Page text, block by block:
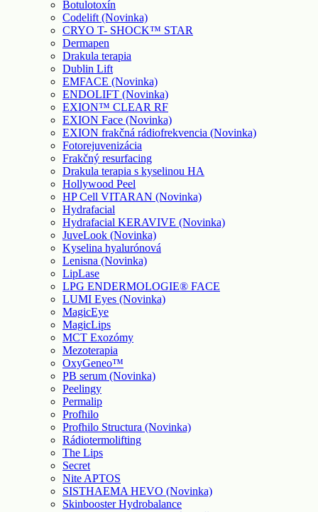
Botulotoxín
Codelift (Novinka)
CRYO T- SHOCK™ STAR
Dermapen
Drakula terapia
Dublin Lift
EMFACE (Novinka)
ENDOLIFT (Novinka)
EXION™ CLEAR RF
EXION Face (Novinka)
EXION frakčná rádiofrekvencia (Novinka)
Fotorejuvenizácia
Frakčný resurfacing
Drakula terapia s kyselinou HA
Hollywood Peel
HP Cell VITARAN (Novinka)
Hydrafacial
Hydrafacial KERAVIVE (Novinka)
JuveLook (Novinka)
Kyselina hyalurónová
Lenisna (Novinka)
LipLase
LPG ENDERMOLOGIE® FACE
LUMI Eyes (Novinka)
MagicEye
MagicLips
MCT Exozómy
Mezoterapia
OxyGeneo™
PB serum (Novinka)
Peelingy
Permalip
Profhilo
Profhilo Structura (Novinka)
Rádiotermolifting
The Lips
Secret
Nite APTOS
SISTHAEMA HEVO (Novinka)
Skinbooster Hydrobalance